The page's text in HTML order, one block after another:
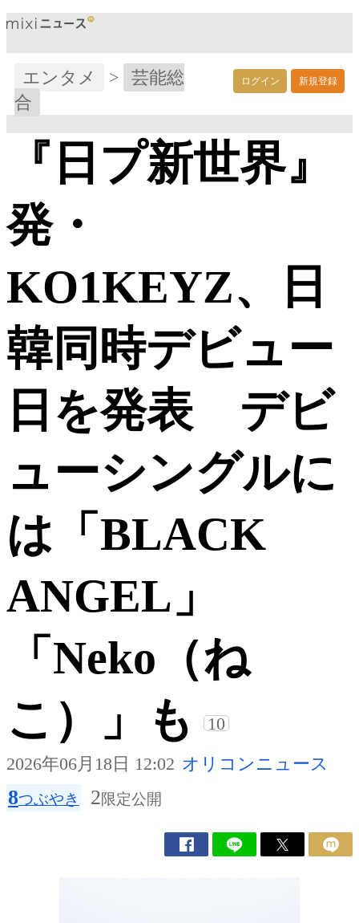
ログイン 新規登録
エンタメ >
芸能総
合
『日プ新世界』
発・
KO1KEYZ、日
韓同時デビュー
日を発表 デビ
ューシングルに
は「BLACK
ANGEL」
「Neko（ね
こ）」も
10
2026年06月18日 12:02 オリコンニュース
8つぶやき 2限定公開